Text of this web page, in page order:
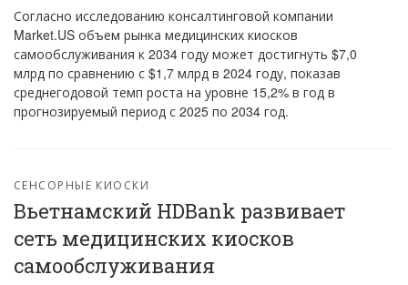
Согласно исследованию консалтинговой компании
Market.US объем рынка медицинских киосков
самообслуживания к 2034 году может достигнуть $7,0
млрд по сравнению с $1,7 млрд в 2024 году, показав
среднегодовой темп роста на уровне 15,2% в год в
прогнозируемый период с 2025 по 2034 год.
СЕНСОРНЫЕ КИОСКИ
Вьетнамский HDBank развивает
сеть медицинских киосков
самообслуживания